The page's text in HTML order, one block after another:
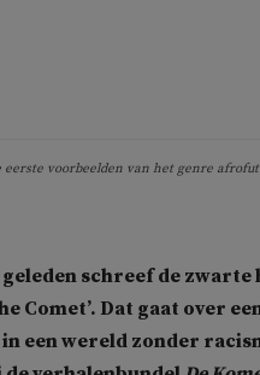
eerste voorbeelden van het genre
schreef de
Comet’. Dat gaat over
een wereld zonder